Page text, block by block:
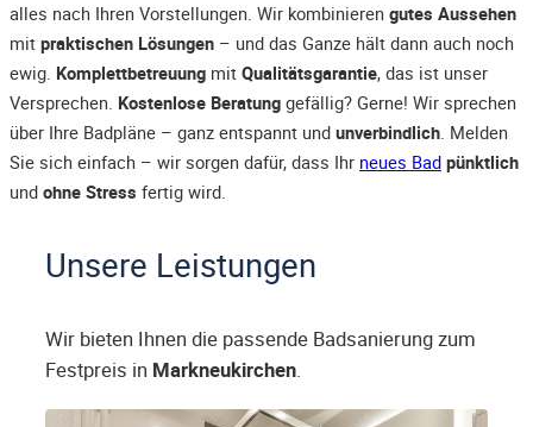
alles nach Ihren Vorstellungen. Wir kombinieren gutes Aussehen
mit praktischen Lösungen – und das Ganze hält dann auch noch
ewig. Komplettbetreuung mit Qualitätsgarantie, das ist unser
Versprechen. Kostenlose Beratung gefällig? Gerne! Wir sprechen
über Ihre Badpläne – ganz entspannt und unverbindlich. Melden
Sie sich einfach – wir sorgen dafür, dass Ihr neues Bad pünktlich
und ohne Stress fertig wird.
Unsere Leistungen
Wir bieten Ihnen die passende Badsanierung zum
Festpreis in Markneukirchen.